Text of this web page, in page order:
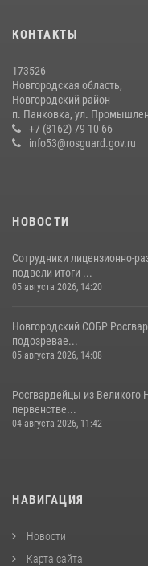
подвел итоги служебной
вневедомственной охраны
22 июля 2026, 12:33 6
КОНТАКТЫ
173526
Новгородская область,
Новгородский район
п. Панковка, ул.
+7 (8162) 79-10-66
info53@rosguard.gov.ru
НОВОСТИ
Сотрудники лицензионно-
подвели итоги ...
05 августа 2026, 14:20
Новгородский СОБР
подозревае...
05 августа 2026, 14:08
Росгвардейцы из Великого
первенстве...
04 августа 2026, 11:42
НАВИГАЦИЯ
Новости
Карта сайта